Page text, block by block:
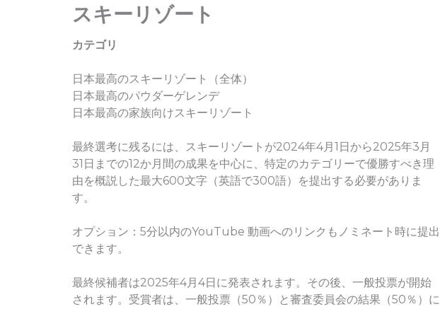
スキーリゾート
カテゴリ
日本最高のスキーリゾート（全体）
日本最高のパウダーゲレンデ
日本最高の家族向けスキーリゾート
最終選考に残るには、スキーリゾートが2024年4月1日から2025年3月
31日までの12か月間の成果を中心に、特定のカテゴリーで優勝すべき理
由を概説した最大600文字（英語で300語）を提出する必要がありま
す。
オプション：5分以内のYouTube 動画へのリンクもノミネート時に提出
できます。
最終候補者は2025年4月4日に発表されます。その後、一般投票が開始
されます。受賞者は、一般投票（50％）と審査委員会の結果（50％）に